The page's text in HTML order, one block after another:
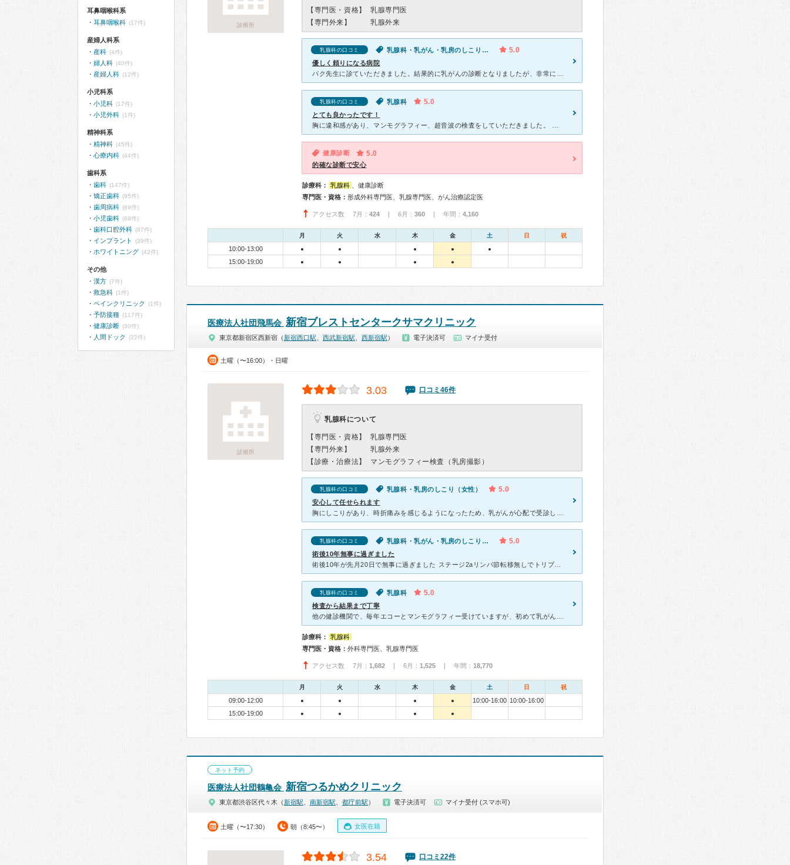
診療所
【専門医・資格】
乳腺専門医
【専門外来】
乳腺外来
乳腺科の口コミ 乳腺科・乳がん・乳房のしこり（女性） 5.0
優しく頼りになる病院
乳腺科の口コミ 乳腺科 5.0
とても良かったです！
健康診断 5.0
的確な診断で安心
診療科： 乳腺科
、健康診断
専門医・資格： 形成外科専門医、乳腺専門医、がん治療認定医
アクセス数 7月： 424 | 6月： 360 | 年間： 4,160
月 火 水 木 金 土 日 祝
10:00-13:00 ● ● ● ● ●
15:00-19:00 ● ● ● ●
医療法人社団飛馬会 新宿ブレストセンタークサマクリニック
東京都新宿区西新宿（ 新宿西口駅 西武新宿駅 西新宿駅 ） 電子決済可 マイナ受付
土曜（〜16:00）・日曜
診療所
3.03 口コミ46件
乳腺科について
【専門医・資格】
乳腺専門医
【専門外来】
乳腺外来
【診療・治療法】
マンモグラフィー検査（乳房撮影）
乳腺科の口コミ 乳腺科・乳房のしこり（女性） 5.0
安心して任せられます
乳腺科の口コミ 乳腺科・乳がん・乳房のしこり（女性） 5.0
術後10年無事に過ぎました
術後10年が先月20日で無事に過ぎました ステージ2aリンパ節転移無しでトリプルネガティブのタイプの乳ガンでした 先日一年に一度の定期検診を受け先生から10年無事に再発することなく経過してますから
乳腺科の口コミ 乳腺科 5.0
検査から結果まで丁寧
診療科：
乳腺科
専門医・資格： 外科専門医、乳腺専門医
アクセス数 7月： 1,682 | 6月： 1,525 | 年間： 18,770
月 火 水 木 金 土 日 祝
09:00-12:00 ● ● ● ● 10:00-16:00 10:00-16:00
15:00-19:00
● ● ● ●
ネット予約
医療法人社団鶴亀会 新宿つるかめクリニック
東京都渋谷区代々木（ 新宿駅 南新宿駅 都庁前駅 ） 電子決済可 マイナ受付 (スマホ可)
土曜（〜17:30） 朝（8:45〜） 女医在籍
3.54 口コミ22件
耳鼻咽喉科系
耳鼻咽喉科 (17件)
産婦人科系
産科 (4件)
婦人科 (40件)
産婦人科 (12件)
小児科系
小児科 (17件)
小児外科 (1件)
精神科系
精神科 (45件)
心療内科 (44件)
歯科系
歯科 (147件)
矯正歯科 (95件)
歯周病科 (89件)
小児歯科 (68件)
歯科口腔外科 (87件)
インプラント (39件)
ホワイトニング (42件)
その他
漢方 (7件)
救急科 (1件)
ペインクリニック (1件)
予防接種 (117件)
健康診断 (30件)
人間ドック (22件)